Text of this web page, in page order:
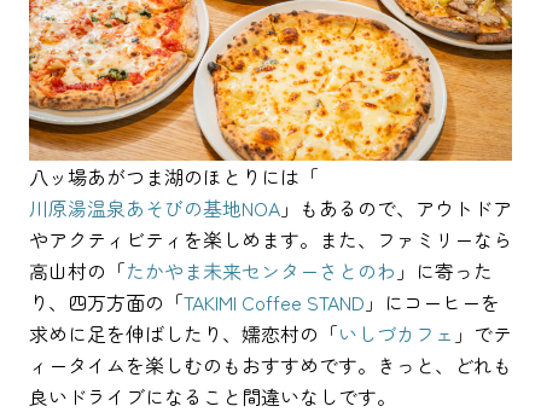
八ッ場あがつま湖のほとりには「
川原湯温泉あそびの基地NOA」もあるので、アウトドア
やアクティビティを楽しめます。また、ファミリーなら
高山村の「たかやま未来センターさとのわ 」に寄った
り、四万方面の「TAKIMI Coffee STAND 」にコーヒーを
求めに足を伸ばしたり、嬬恋村の「いしづカフェ 」でテ
ィータイムを楽しむのもおすすめです。きっと、どれも
良いドライブになること間違いなしです。